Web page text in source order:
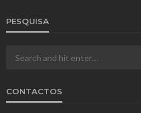
PESQUISA
CONTACTOS